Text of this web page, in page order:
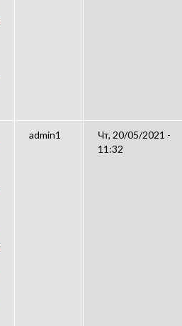
admin1
Чт, 20/05/2021 -
11:32